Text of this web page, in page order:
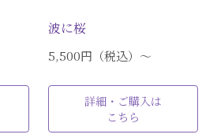
刺繍キット・色紙
刺繍キット・袱紗（ふくさ）
刺繡糸
波に桜
5,500円（税込）〜
詳細・ご購入は
こちら